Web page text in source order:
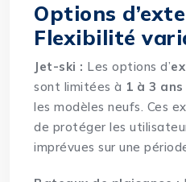
Options
Flexibilité
Jet-ski : Les options d’
sont limitées à 1 à 3 ans
les modèles neufs. Ces
de protéger les
imprévues sur une